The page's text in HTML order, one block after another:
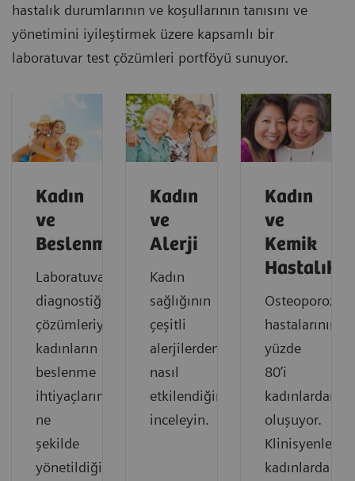
hastalık durumlarının ve koşullarının tanısını ve
yönetimini iyileştirmek üzere kapsamlı bir
laboratuvar test çözümleri portföyü sunuyor.
Kadın
ve
Beslenme
Laboratuvar
diagnostiği
çözümleriyle
kadınların
beslenme
ihtiyaçlarının
ne
şekilde
yönetildiğini
Kadın
ve
Alerji
Kadın
sağlığının
çeşitli
alerjilerden
nasıl
etkilendiğini
inceleyin.
Kadın
ve
Kemik
Osteoporoz
hastalarının
yüzde
80’i
kadınlardan
oluşuyor.
Klinisyenlerin
kadınlarda